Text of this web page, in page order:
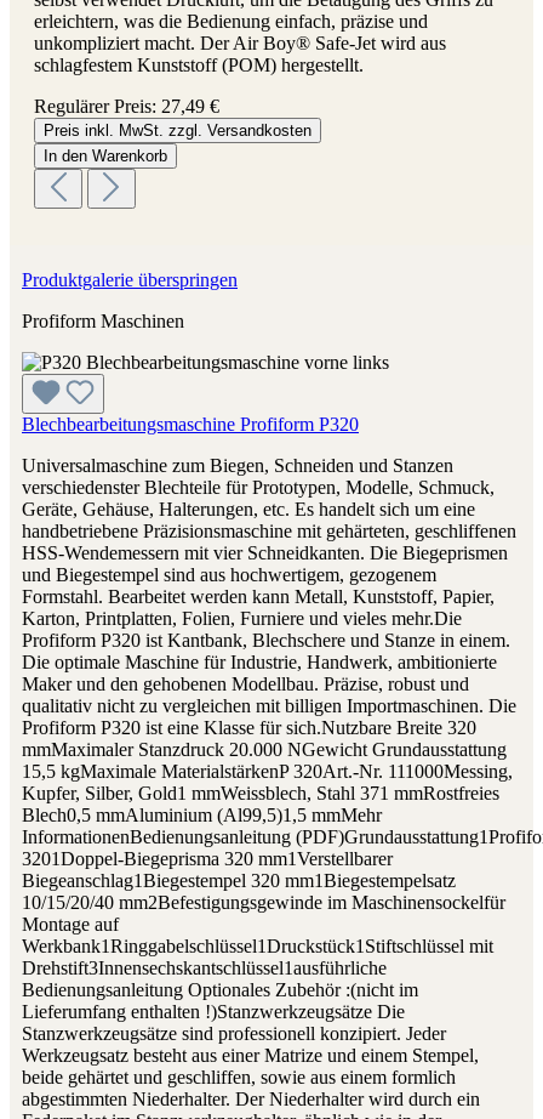
erleichtern, was die Bedienung einfach, präzise und
unkompliziert macht. Der Air Boy® Safe-Jet wird aus
schlagfestem Kunststoff (POM) hergestellt.
Regulärer Preis: 27,49 €
Preis inkl. MwSt. zzgl. Versandkosten
In den Warenkorb
Produktgalerie überspringen
Profiform Maschinen
Blechbearbeitungsmaschine Profiform P320
Universalmaschine zum Biegen, Schneiden und Stanzen
verschiedenster Blechteile für Prototypen, Modelle, Schmuck,
Geräte, Gehäuse, Halterungen, etc. Es handelt sich um eine
handbetriebene Präzisionsmaschine mit gehärteten, geschliffenen
HSS-Wendemessern mit vier Schneidkanten. Die Biegeprismen
und Biegestempel sind aus hochwertigem, gezogenem
Formstahl. Bearbeitet werden kann Metall, Kunststoff, Papier,
Karton, Printplatten, Folien, Furniere und vieles mehr.Die
Profiform P320 ist Kantbank, Blechschere und Stanze in einem.
Die optimale Maschine für Industrie, Handwerk, ambitionierte
Maker und den gehobenen Modellbau. Präzise, robust und
qualitativ nicht zu vergleichen mit billigen Importmaschinen. Die
Profiform P320 ist eine Klasse für sich.Nutzbare Breite 320
mmMaximaler Stanzdruck 20.000 NGewicht Grundausstattung
15,5 kgMaximale MaterialstärkenP 320Art.-Nr. 111000Messing,
Kupfer, Silber, Gold1 mmWeissblech, Stahl 371 mmRostfreies
Blech0,5 mmAluminium (Al99,5)1,5 mmMehr
InformationenBedienungsanleitung
3201Doppel-Biegeprisma 320 mm1Verstellbarer
Biegeanschlag1Biegestempel 320 mm1Biegestempelsatz
10/15/20/40 mm2Befestigungsgewinde im Maschinensockelfür
Montage auf
Werkbank1Ringgabelschlüssel1Druckstück1Stiftschlüssel mit
Drehstift3Innensechskantschlüssel1ausführliche
Bedienungsanleitung Optionales Zubehör :(nicht im
Lieferumfang enthalten !)Stanzwerkzeugsätze Die
Stanzwerkzeugsätze sind professionell konzipiert. Jeder
Werkzeugsatz besteht aus einer Matrize und einem Stempel,
beide gehärtet und geschliffen, sowie aus einem formlich
abgestimmten Niederhalter. Der Niederhalter wird durch ein